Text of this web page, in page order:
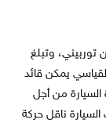
شاحن توربيني، وتبلغ
القياسي يمكن قائد
السيارة من أجل
ناقل حركة